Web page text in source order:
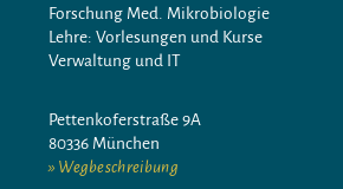
Forschung Med. Mikrobiologie
Lehre: Vorlesungen und Kurse
Verwaltung und IT
Pettenkoferstraße 9A
80336 München
Wegbeschreibung